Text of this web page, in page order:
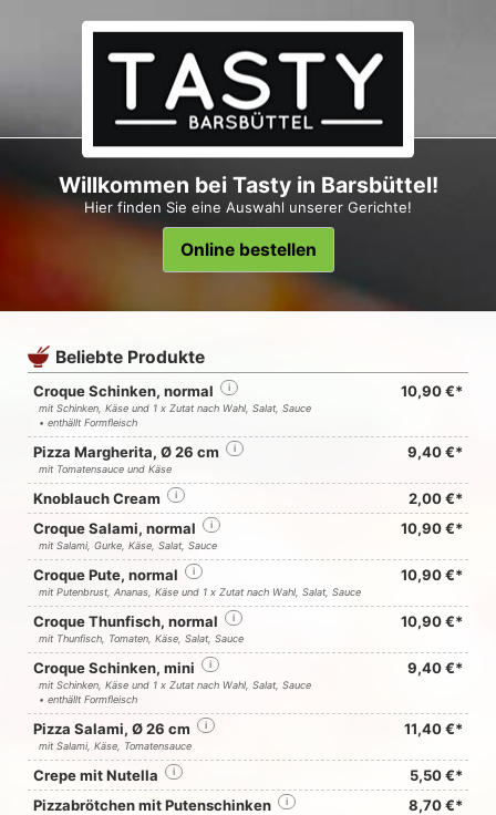
Willkommen bei Tasty in Barsbüttel!
Hier finden Sie eine Auswahl unserer Gerichte!
Online bestellen
Beliebte Produkte
Croque Schinken, normal i 10,90 €*
mit Schinken, Käse und 1 x Zutat nach Wahl, Salat, Sauce
• enthällt Formfleisch
Pizza Margherita, Ø 26 cm i 9,40 €*
mit Tomatensauce und Käse
Knoblauch Cream i
2,00 €*
Croque Salami, normal
i 10,90 €*
mit Salami, Gurke, Käse, Salat, Sauce
Croque Pute, normal i 10,90 €*
mit Putenbrust, Ananas, Käse und 1 x Zutat nach Wahl, Salat, Sauce
Croque Thunfisch, normal i 10,90 €*
mit Thunfisch, Tomaten, Käse, Salat, Sauce
Croque Schinken, mini i 9,40 €*
mit Schinken, Käse und 1 x Zutat nach Wahl, Salat, Sauce
• enthällt Formfleisch
Pizza Salami, Ø 26 cm i 11,40 €*
mit Salami, Käse, Tomatensauce
Crepe mit Nutella i
5,50 €*
Pizzabrötchen mit Putenschinken
i 8,70 €*